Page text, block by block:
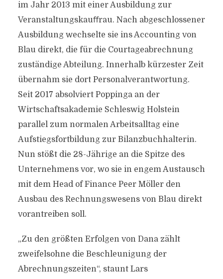
im Jahr 2013 mit einer Ausbildung zur
Veranstaltungskauﬀrau. Nach abgeschlossener
Ausbildung wechselte sie ins Accounting von
Blau direkt, die für die Courtageabrechnung
zuständige Abteilung. Innerhalb kürzester Zeit
übernahm sie dort Personalverantwortung.
Seit 2017 absolviert Poppinga an der
Wirtschaftsakademie Schleswig Holstein
parallel zum normalen Arbeitsalltag eine
Aufstiegsfortbildung zur Bilanzbuchhalterin.
Nun stößt die 28-Jährige an die Spitze des
Unternehmens vor, wo sie in engem Austausch
mit dem Head of Finance Peer Möller den
Ausbau des Rechnungswesens von Blau direkt
vorantreiben soll.
„Zu den größten Erfolgen von Dana zählt
zweifelsohne die Beschleunigung der
Abrechnungszeiten“, staunt Lars